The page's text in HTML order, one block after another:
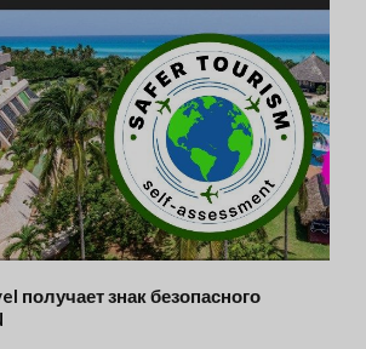
получает знак безопасного